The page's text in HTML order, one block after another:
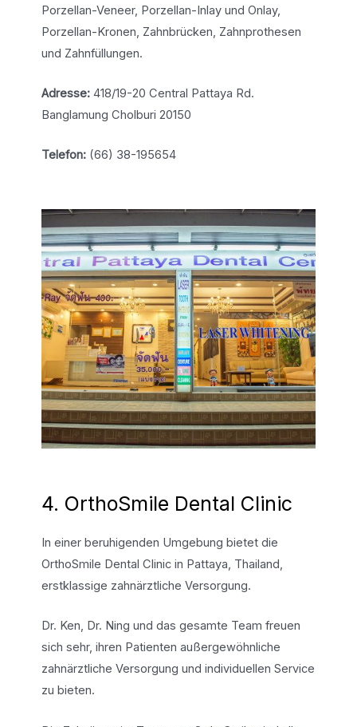
Porzellan-Veneer, Porzellan-Inlay und Onlay,
Porzellan-Kronen, Zahnbrücken, Zahnprothesen
und Zahnfüllungen.
Adresse:418/19-20 Central Pattaya Rd.
Banglamung Cholburi 20150
Telefon:(66) 38-195654
4. OrthoSmile Dental Clinic
In einer beruhigenden Umgebung bietet die
OrthoSmile Dental Clinic in Pattaya, Thailand,
erstklassige zahnärztliche Versorgung.
Dr. Ken, Dr. Ning und das gesamte Team freuen
sich sehr, ihren Patienten außergewöhnliche
zahnärztliche Versorgung und individuellen Service
zu bieten.